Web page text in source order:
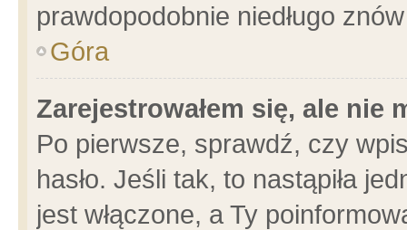
prawdopodobnie niedługo
Góra
Zarejestrowałem się, ale nie
Po pierwsze, sprawdź, czy
hasło. Jeśli tak, to nastąpiła
jest włączone, a Ty